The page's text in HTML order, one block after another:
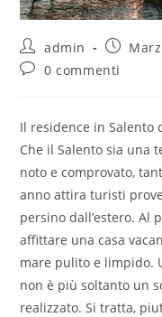
admin
0 commenti
Il residence in Salento
Che il Salento sia una
noto e comprovato,
anno attira turisti
persino dall’estero. Al
affittare una casa
mare pulito e limpido.
non è più soltanto un
realizzato. Si tratta,